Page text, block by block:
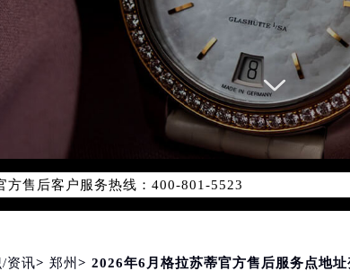
售后服务网络优化升级公告
方售后客户服务热线：400-801-5523
热线400-801-5523，服务覆盖中国大陆、香港、澳门
务中心最新网点地址：
方广场写字楼W3座6层602室（需提前预约）
资讯> 郑州 > 2026年6月格拉苏蒂官方售后服务点地